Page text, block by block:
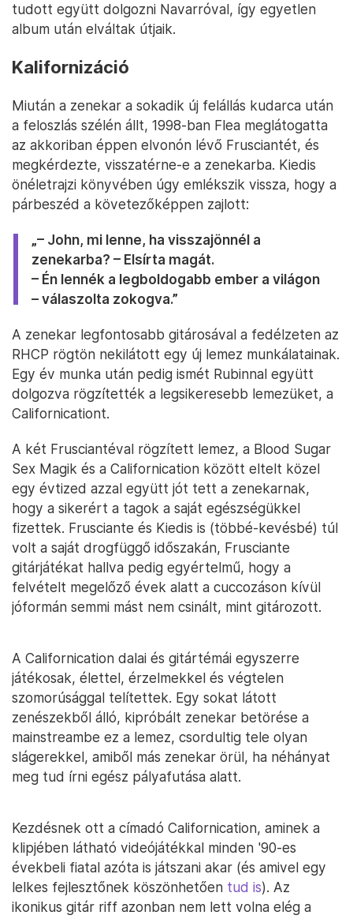
tudott együtt dolgozni Navarróval, így egyetlen
album után elváltak útjaik.
Kalifornizáció
Miután a zenekar a sokadik új felállás kudarca után
a feloszlás szélén állt, 1998-ban Flea meglátogatta
az akkoriban éppen elvonón lévő Frusciantét, és
megkérdezte, visszatérne-e a zenekarba. Kiedis
önéletrajzi könyvében úgy emlékszik vissza, hogy a
párbeszéd a követezőképpen zajlott:
„– John, mi lenne, ha visszajönnél a
zenekarba? – Elsírta magát.
– Én lennék a legboldogabb ember a világon
– válaszolta zokogva.”
A zenekar legfontosabb gitárosával a fedélzeten az
RHCP rögtön nekilátott egy új lemez munkálatainak.
Egy év munka után pedig ismét Rubinnal együtt
dolgozva rögzítették a legsikeresebb lemezüket, a
Californicationt.
A két Frusciantéval rögzített lemez, a Blood Sugar
Sex Magik és a Californication között eltelt közel
egy évtized azzal együtt jót tett a zenekarnak,
hogy a sikerért a tagok a saját egészségükkel
fizettek. Frusciante és Kiedis is (többé-kevésbé) túl
volt a saját drogfüggő időszakán, Frusciante
gitárjátékat hallva pedig egyértelmű, hogy a
felvételt megelőző évek alatt a cuccozáson kívül
jóformán semmi mást nem csinált, mint gitározott.
A Californication dalai és gitártémái egyszerre
játékosak, élettel, érzelmekkel és végtelen
szomorúsággal telítettek. Egy sokat látott
zenészekből álló, kipróbált zenekar betörése a
mainstreambe ez a lemez, csordultig tele olyan
slágerekkel, amiből más zenekar örül, ha néhányat
meg tud írni egész pályafutása alatt.
Kezdésnek ott a címadó Californication, aminek a
klipjében látható videójátékkal minden '90-es
évekbeli fiatal azóta is játszani akar (és amivel egy
lelkes fejlesztőnek köszönhetően tud is). Az
ikonikus gitár riff azonban nem lett volna elég a